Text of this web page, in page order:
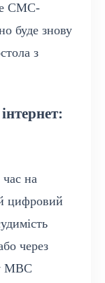
СМС-
буде знову
з
на
цифровий
через
МВС